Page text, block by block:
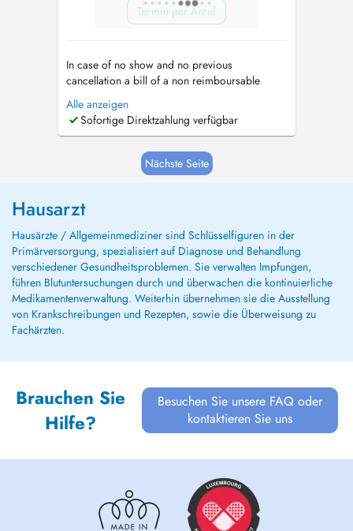
Termin per Anruf
In case of no show and no previous
cancellation a bill of a non reimboursable
consultation will be sent. En cas de rendez-vous
non respecté et non annulé deux heures à
l'avance le prix d'une consultation sera facturé (
Alle anzeigen
Sofortige Direktzahlung verfügbar
Nächste Seite
Hausarzt
Hausärzte / Allgemeinmediziner sind Schlüsselfiguren in der
Primärversorgung, spezialisiert auf Diagnose und Behandlung
verschiedener Gesundheitsproblemen. Sie verwalten Impfungen,
führen Blutuntersuchungen durch und überwachen die kontinuierliche
Medikamentenverwaltung. Weiterhin übernehmen sie die Ausstellung
von Krankschreibungen und Rezepten, sowie die Überweisung zu
Fachärzten.
Brauchen Sie
Hilfe?
Besuchen Sie unsere FAQ oder
kontaktieren Sie uns